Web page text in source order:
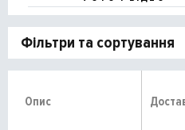
Фільтри та сортування
Опис